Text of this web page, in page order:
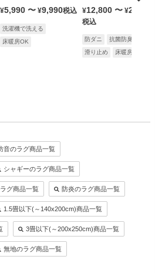
¥5,990 〜 ¥9,990税込
洗濯機で洗える
床暖房OK
¥12,800 〜 ¥25,900
税込
防ダニ 抗菌防臭
滑り止め
床暖房OK
音のラグ商品一覧
シャギーのラグ商品一覧
グ商品一覧 防炎のラグ商品一覧
1.5畳以下(～140x200cm)商品一覧
3畳以下(～200x250cm)商品一覧
無地のラグ商品一覧